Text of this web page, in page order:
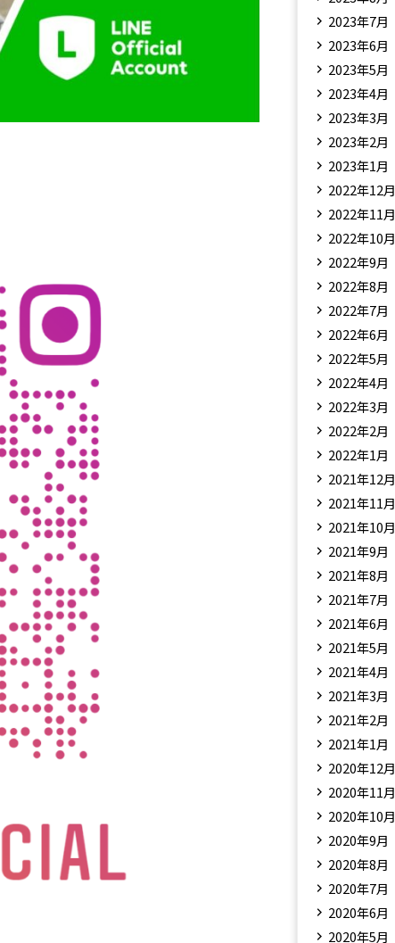
2023年7月
2023年6月
2023年5月
2023年4月
2023年3月
2023年2月
2023年1月
2022年12月
2022年11月
2022年10月
2022年9月
2022年8月
2022年7月
2022年6月
2022年5月
2022年4月
2022年3月
2022年2月
2022年1月
2021年12月
2021年11月
2021年10月
2021年9月
2021年8月
2021年7月
2021年6月
2021年5月
2021年4月
2021年3月
2021年2月
2021年1月
2020年12月
2020年11月
2020年10月
2020年9月
2020年8月
2020年7月
2020年6月
2020年5月